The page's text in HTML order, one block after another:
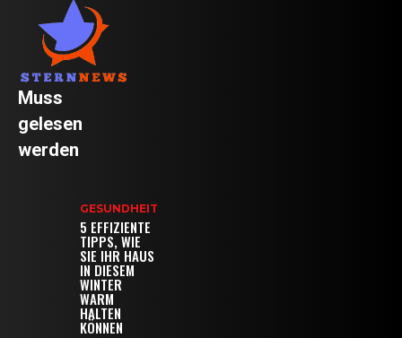
Muss
gelesen
werden
GESUNDHEIT
5 EFFIZIENTE
TIPPS, WIE
SIE IHR HAUS
IN DIESEM
WINTER
WARM
HALTEN
KÖNNEN